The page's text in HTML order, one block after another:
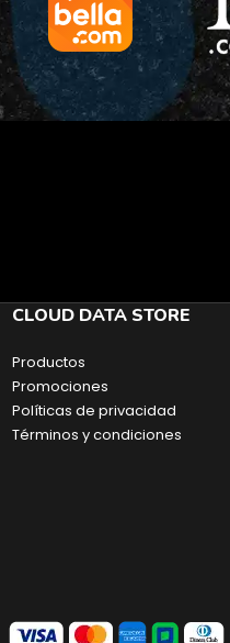
CLOUD DATA STORE
Productos
Promociones
Políticas de privacidad
Términos y condiciones